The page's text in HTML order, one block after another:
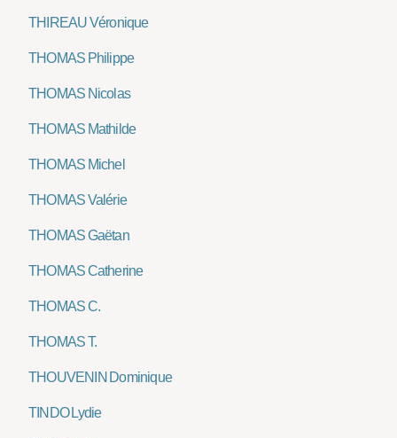
THIREAU Véronique
THOMAS Philippe
THOMAS Nicolas
THOMAS Mathilde
THOMAS Michel
THOMAS Valérie
THOMAS Gaëtan
THOMAS Catherine
THOMAS C.
THOMAS T.
THOUVENIN Dominique
TINDO Lydie